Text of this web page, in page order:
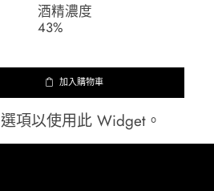
酒精濃度
43%
加入購物車
選項以使用此 Widget。